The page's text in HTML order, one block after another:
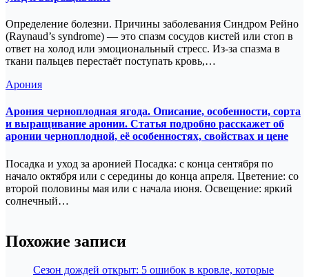
Определение болезни. Причины заболевания Синдром Рейно
(Raynaud’s syndrome) — это спазм сосудов кистей или стоп в
ответ на холод или эмоциональный стресс. Из-за спазма в
ткани пальцев перестаёт поступать кровь,…
Арония
Арония черноплодная ягода. Описание, особенности, сорта
и выращивание аронии. Статья подробно расскажет об
аронии черноплодной, её особенностях, свойствах и цене
Посадка и уход за аронией Посадка: с конца сентября по
начало октября или с середины до конца апреля. Цветение: со
второй половины мая или с начала июня. Освещение: яркий
солнечный…
Похожие записи
Сезон дождей открыт: 5 ошибок в кровле, которые